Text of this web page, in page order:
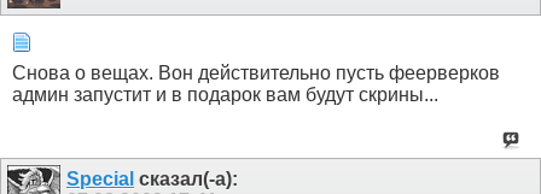
Снова о вещах. Вон действительно пусть феерверков
админ запустит и в подарок вам будут скрины...
Special сказал(-а):